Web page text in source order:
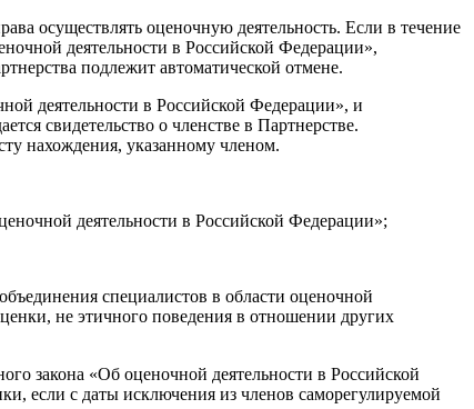
осуществлять оценочную деятельность. Если в течение
деятельности в Российской Федерации»,
подлежит автоматической отмене.
деятельности в Российской Федерации», и
свидетельство о членстве в Партнерстве.
нахождения, указанному членом.
деятельности в Российской Федерации»;
специалистов в области оценочной
не этичного поведения в отношении других
закона «Об оценочной деятельности в Российской
если с даты исключения из членов саморегулируемой